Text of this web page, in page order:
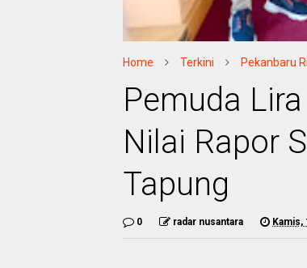
Home Terkini Pekanbaru
Pemuda
Nilai Rapor
Tapung
0 radar nusantara Kamis,